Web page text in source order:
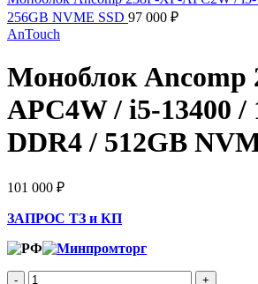
256GB NVME SSD 97 000 ₽
AnTouch
Моноблок Ancomp
APC4W / i5-13400 /
DDR4 / 512GB
101 000 ₽
ЗАПРОС ТЗ и КП